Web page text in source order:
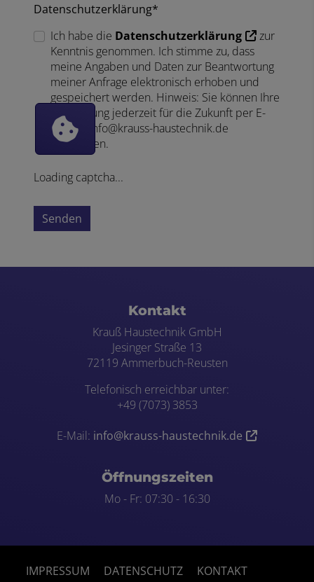
Datenschutzerklärung*
Ich habe die Datenschutzerklärung
zur
Kenntnis genommen. Ich stimme zu, dass
meine Angaben und Daten zur Beantwortung
meiner Anfrage elektronisch erhoben und
gespeichert werden. Hinweis: Sie können Ihre
Einwilligung jederzeit für die Zukunft per E-
Mail an info@krauss-haustechnik.de
widerrufen.
Loading captcha...
Senden
Footer - Kontaktdaten und
Kontakt
Krauß Haustechnik GmbH
Jesinger Straße 13
72119 Ammerbuch-Reusten
Telefonisch erreichbar unter:
+49 (7073) 3853
E-Mail: info@krauss-haustechnik.de
Öffnungszeiten
Mo - Fr: 07:30 - 16:30
IMPRESSUM DATENSCHUTZ KONTAKT